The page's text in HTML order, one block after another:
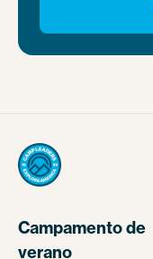
Campamento de
verano